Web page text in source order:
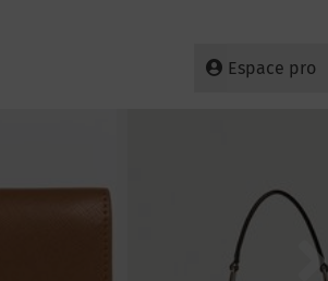
Espace pro